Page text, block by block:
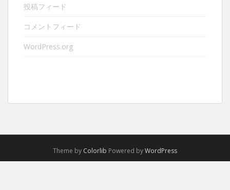
投稿フィード
コメントフィード
WordPress.org
Theme by Colorlib Powered byWordPress